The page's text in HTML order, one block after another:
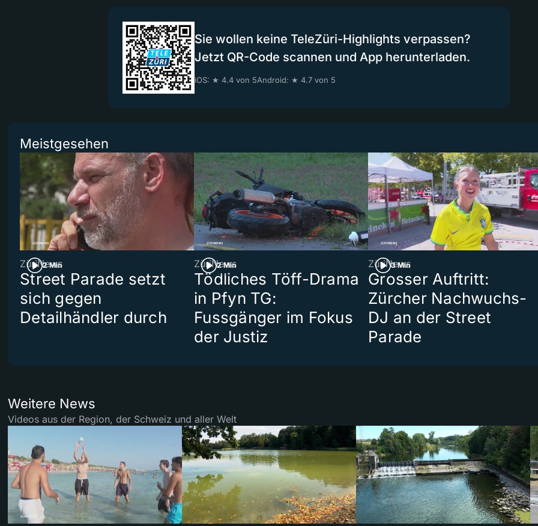
Sie wollen keine TeleZüri-Highlights verpassen?
Jetzt QR-Code scannen und App herunterladen.
iOS: ★ 4.4 von 5Android: ★ 4.7 von 5
Meistgesehen
2 Min
ZüriNews
Street Parade setzt
sich gegen
Detailhändler durch
2 Min
ZüriNews
Tödliches Töff-Drama
in Pfyn TG:
Fussgänger im Fokus
der Justiz
3 Min
ZüriNews
Grosser Auftritt:
Zürcher Nachwuchs-
DJ an der Street
Parade
Weitere News
Videos aus der Region, der Schweiz und aller Welt